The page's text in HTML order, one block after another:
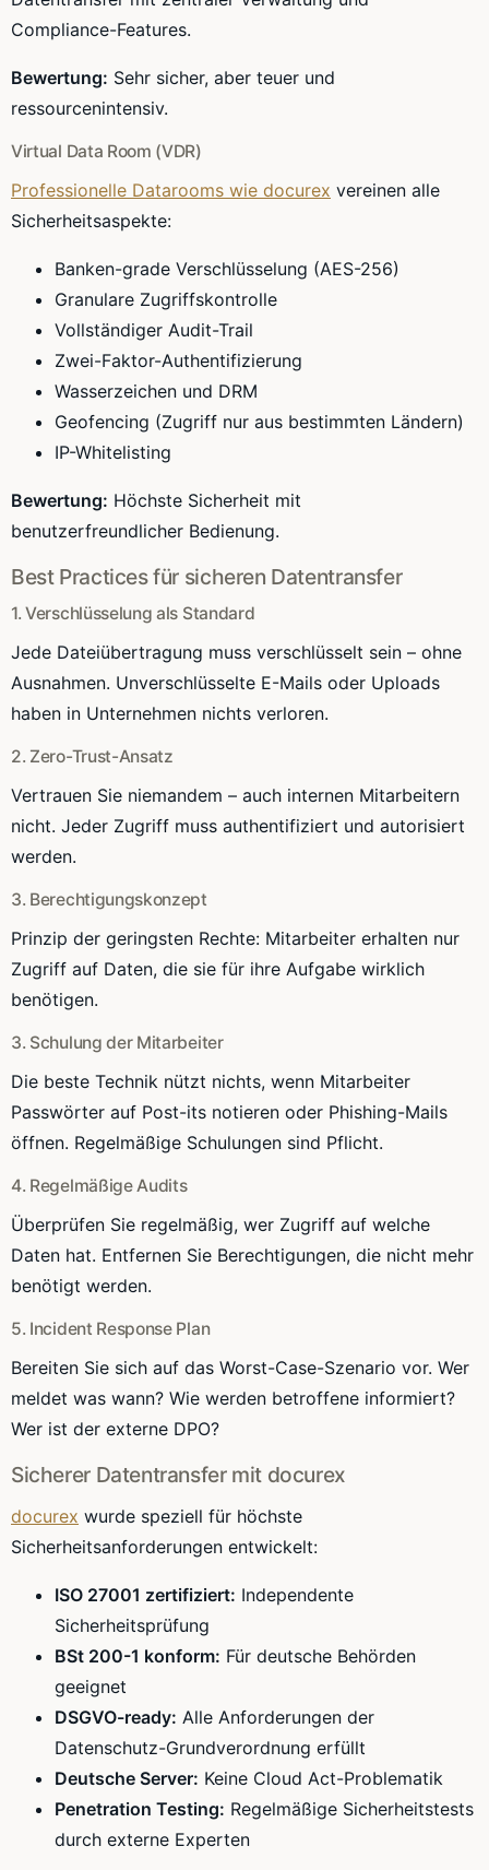
Compliance-Features.
Bewertung: Sehr sicher, aber teuer und
ressourcenintensiv.
Virtual Data Room (VDR)
Professionelle Datarooms wie docurex vereinen alle
Sicherheitsaspekte:
Banken-grade Verschlüsselung (AES-256)
Granulare Zugriffskontrolle
Vollständiger Audit-Trail
Zwei-Faktor-Authentifizierung
Wasserzeichen und DRM
Geofencing (Zugriff nur aus bestimmten Ländern)
IP-Whitelisting
Bewertung: Höchste Sicherheit mit
benutzerfreundlicher Bedienung.
Best Practices für sicheren Datentransfer
1. Verschlüsselung als Standard
Jede Dateiübertragung muss verschlüsselt sein – ohne
Ausnahmen. Unverschlüsselte E-Mails oder Uploads
haben in Unternehmen nichts verloren.
2. Zero-Trust-Ansatz
Vertrauen Sie niemandem – auch internen Mitarbeitern
nicht. Jeder Zugriff muss authentifiziert und autorisiert
werden.
3. Berechtigungskonzept
Prinzip der geringsten Rechte: Mitarbeiter erhalten nur
Zugriff auf Daten, die sie für ihre Aufgabe wirklich
benötigen.
3. Schulung der Mitarbeiter
Die beste Technik nützt nichts, wenn Mitarbeiter
Passwörter auf Post-its notieren oder Phishing-Mails
öffnen. Regelmäßige Schulungen sind Pflicht.
4. Regelmäßige Audits
Überprüfen Sie regelmäßig, wer Zugriff auf welche
Daten hat. Entfernen Sie Berechtigungen, die nicht mehr
benötigt werden.
5. Incident Response Plan
Bereiten Sie sich auf das Worst-Case-Szenario vor. Wer
meldet was wann? Wie werden betroffene informiert?
Wer ist der externe DPO?
Sicherer Datentransfer mit docurex
docurex wurde speziell für höchste
Sicherheitsanforderungen entwickelt:
ISO 27001 zertifiziert: Independente
Sicherheitsprüfung
BSt 200-1 konform: Für deutsche Behörden
geeignet
DSGVO-ready: Alle Anforderungen der
Datenschutz-Grundverordnung erfüllt
Deutsche Server: Keine Cloud Act-Problematik
Penetration Testing: Regelmäßige Sicherheitstests
durch externe Experten